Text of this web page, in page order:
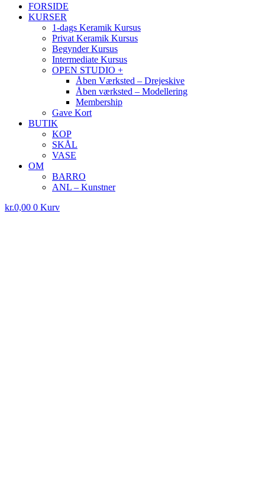
FORSIDE
KURSER
1-dags Keramik Kursus
Privat Keramik Kursus
Begynder Kursus
Intermediate Kursus
OPEN STUDIO +
Åben Værksted – Drejeskive
Åben værksted – Modellering
Membership
Gave Kort
BUTIK
KOP
SKÅL
VASE
OM
BARRO
ANL – Kunstner
kr.0,00 0 Kurv